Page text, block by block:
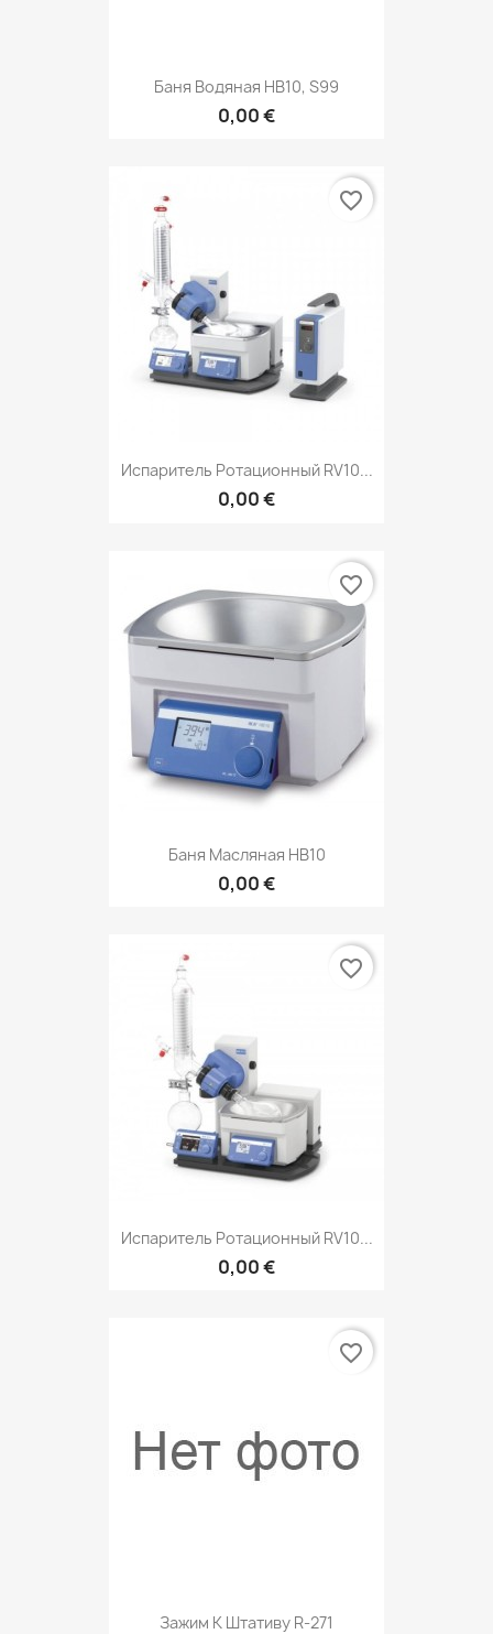
Баня Водяная НВ10, S99
0,00 €
Испаритель Ротационный RV10...
0,00 €
favorite_border
Баня Масляная HB10
0,00 €
favorite_border
Испаритель Ротационный RV10...
0,00 €
favorite_border
Зажим К Штативу R-271
favorite_border